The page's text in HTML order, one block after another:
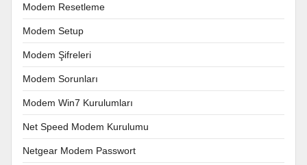
Modem Resetleme
Modem Setup
Modem Şifreleri
Modem Sorunları
Modem Win7 Kurulumları
Net Speed Modem Kurulumu
Netgear Modem Passwort